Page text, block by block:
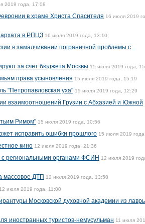
2019 года, 17:08
в храме Христа Спасителя 16 июля 2019
в РПЦЗ 16 июля 2019 года, 13:10
в замалчивании пограничной проблемы с
за счет бюджета Москвы 15 июля 2019 года,
права усыновления 15 июля 2019 года, 15:19
"Петропавловская уха" 15 июля 2019 года, 12:29
взаимоотношений Грузии с Абхазией и Южной
Римом" 15 июля 2019 года, 10:56
исправить ошибки прошлого 15 июля 2019
кино 12 июля 2019 года, 21:36
региональными органами ФСИН 12 июля 2019
массовое ДТП 12 июля 2019 года, 13:50
12 июля 2019 года, 11:00
Московской духовной академии из
иностранных туристов-немусульман 11 июля